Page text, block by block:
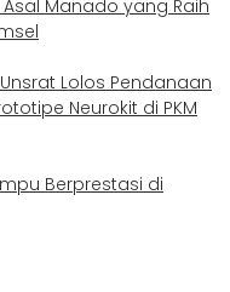
Asal Manado yang Raih
Lolos Pendanaan
Neurokit di PKM
Berprestasi di